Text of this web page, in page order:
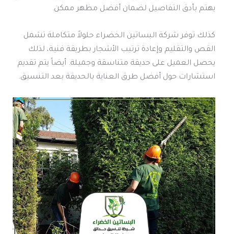
يهتم بأدق التفاصيل لضمان أفضل مظهر ممكن.
كذلك توفر شركة البساتين الخضراء حلولاً متكاملة تشمل
القص والتقليم وإعادة ترتيب الأشجار بطريقة فنية، لذلك
يحصل العميل على حديقة متناسقة وجميلة. أيضاً يتم تقديم
استشارات حول أفضل طرق العناية بالحديقة بعد التنسيق.